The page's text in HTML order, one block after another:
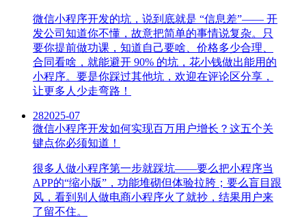
微信小程序开发的坑，说到底就是 “信息差”—— 开
发公司知道你不懂，故意把简单的事情说复杂。只
要你提前做功课，知道自己要啥、价格多少合理、
合同看啥，就能避开 90% 的坑，花小钱做出能用的
小程序。要是你踩过其他坑，欢迎在评论区分享，
让更多人少走弯路！
282025-07
微信小程序开发如何实现百万用户增长？这五个关
键点你必须知道！
很多人做小程序第一步就踩坑——要么把小程序当
APP的“缩小版”，功能堆砌但体验拉胯；要么盲目跟
风，看到别人做电商小程序火了就抄，结果用户来
了留不住。